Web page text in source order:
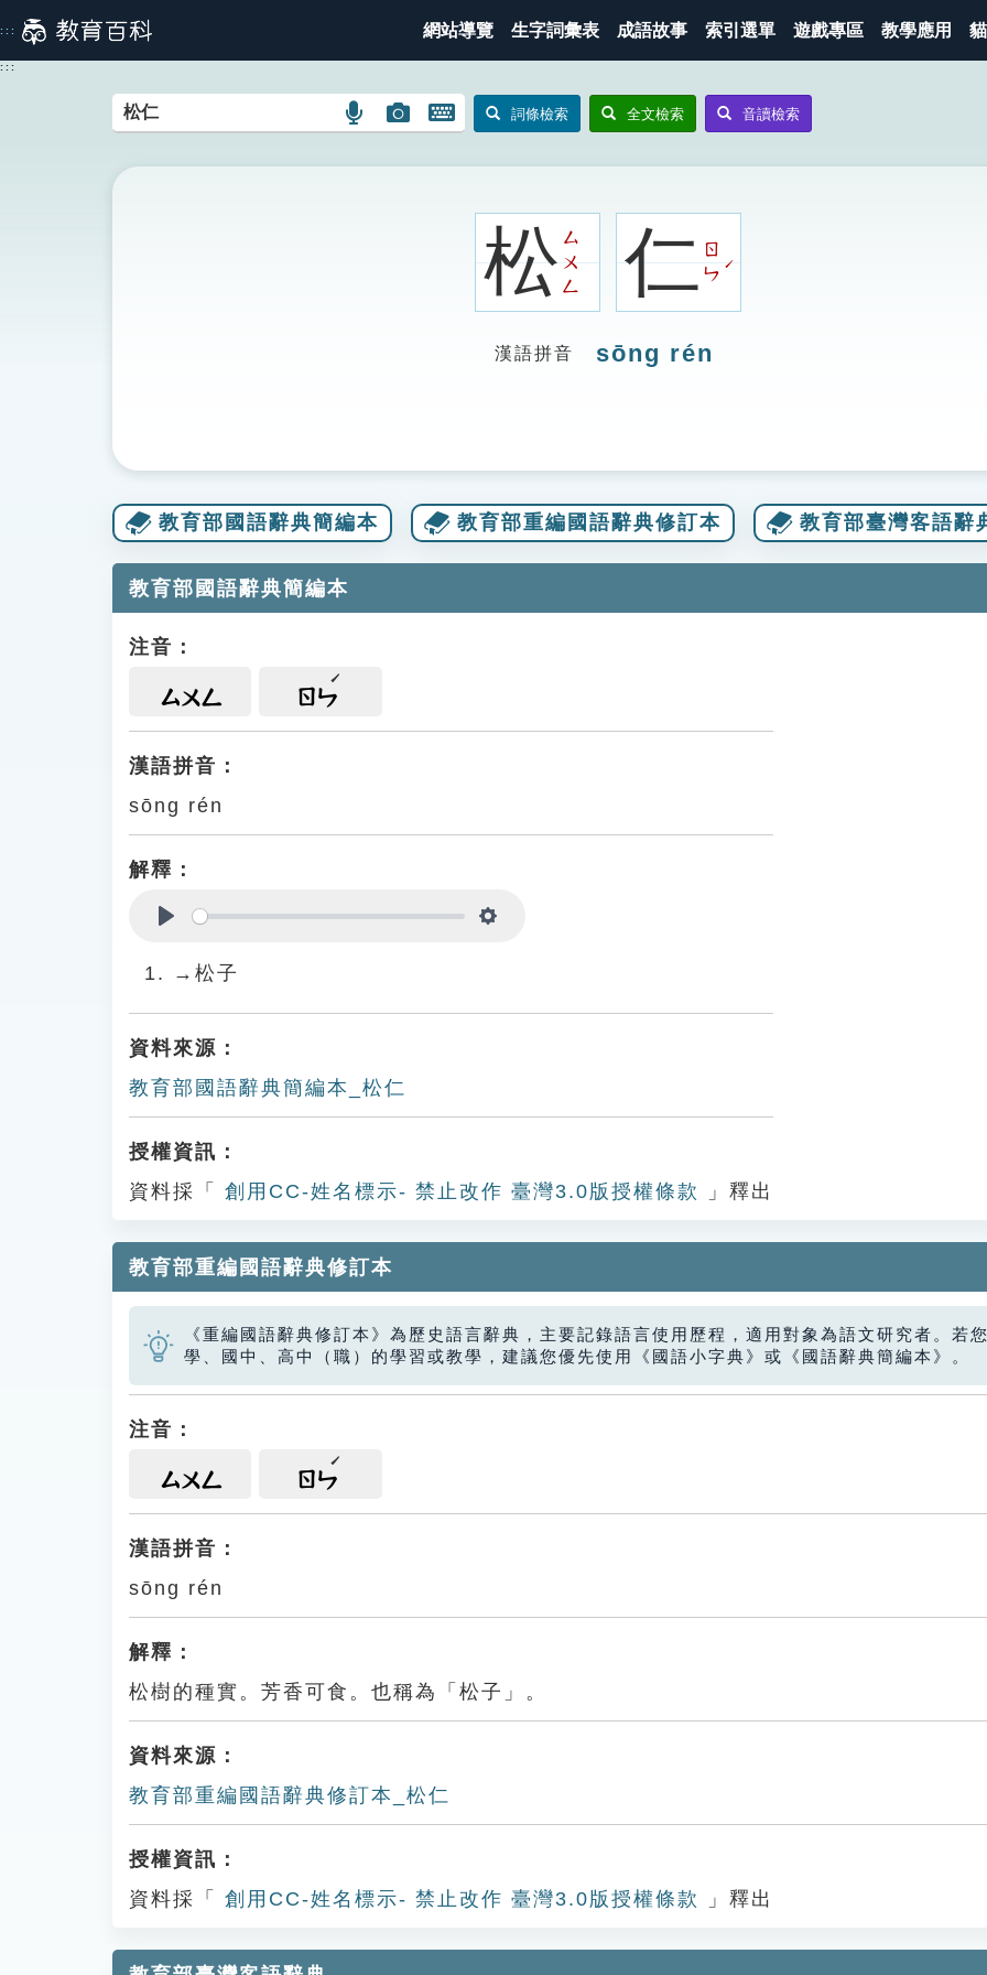
到
主
::: 網站導覽 生字詞彙表 成語故事 索引選單 遊戲專區 教學應用
:::
語
搜
圖
搜
開
鍵
詞條檢索 全文檢索 音讀檢索
松ㄙ
ㄨ
ㄥ
仁ㄖ
ㄣ
ˊ
漢語拼音 sōng rén
教育部國語辭典簡編本 教育部重編國語辭典修訂本 教育部臺灣客語辭
教育部國語辭典簡編本
注音：
ㄙㄨㄥ ㄖㄣ
漢語拼音：
sōng rén
解釋：
→松子
資料來源：
教育部國語辭典簡編本_松仁
授權資訊：
資料採「
創用CC-姓名標示- 禁止改作 臺灣3.0版授權條款 」釋出
教育部重編國語辭典修訂本
《重編國語辭典修訂本》為歷史語言辭典，主要記錄語言使用歷程，適用對象為語文研究者。若
學、國中、高中（職）的學習或教學，建議您優先使用《國語小字典》或《國語辭典簡編本》。
注音：
ㄙㄨㄥ ㄖㄣ
漢語拼音：
sōng rén
解釋：
松樹的種實。芳香可食。也稱為「松子」。
資料來源：
教育部重編國語辭典修訂本_松仁
授權資訊：
資料採「
創用CC-姓名標示- 禁止改作 臺灣3.0版授權條款 」釋出